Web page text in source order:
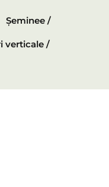
Șeminee /
verticale /